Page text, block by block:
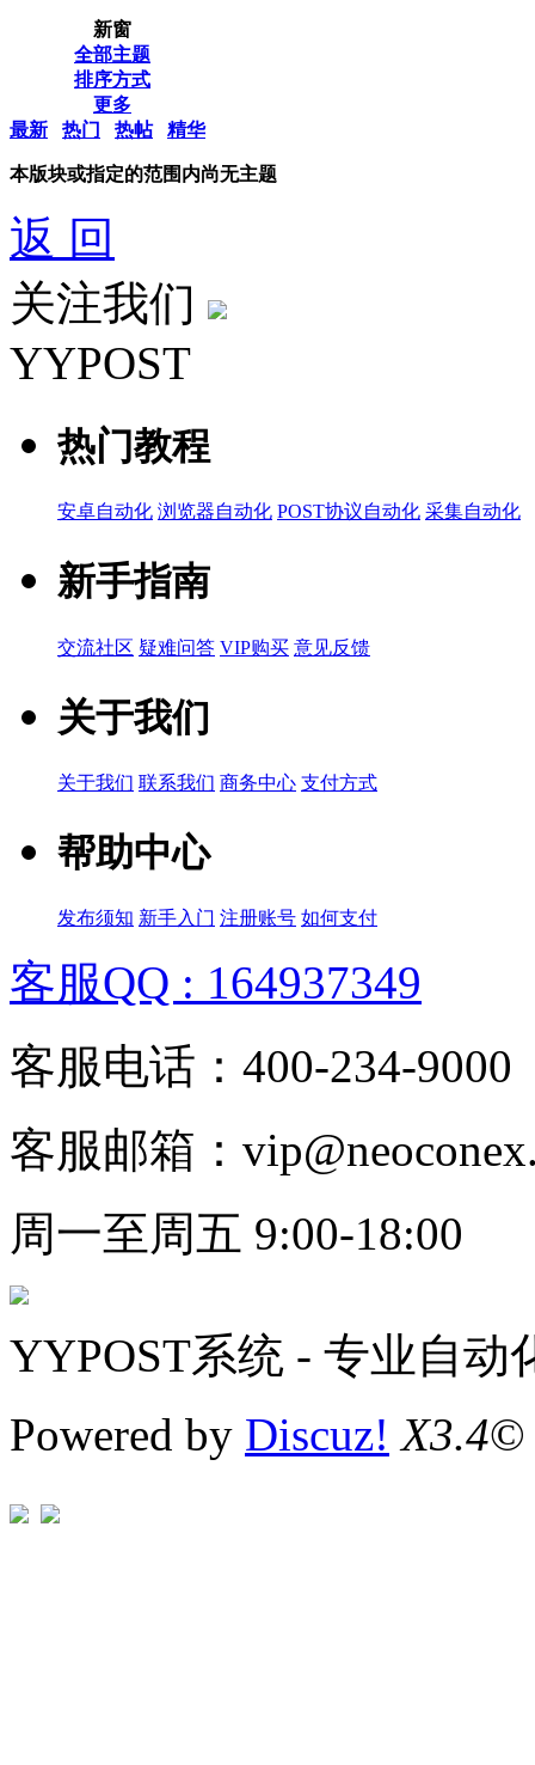
新窗
全部主题
排序方式
更多
最新
热门 热帖 精华
本版块或指定的范围内尚无主题
返 回
关注我们
YYPOST
热门教程
安卓自动化 浏览器自动化 POST协议自动化 采集自动化
新手指南
交流社区 疑难问答 VIP购买 意见反馈
关于我们
关于我们 联系我们 商务中心 支付方式
帮助中心
发布须知 新手入门 注册账号 如何支付
客服QQ : 164937349
客服电话：400-234-9000
客服邮箱：
周一至周五 9:00-18:00
YYPOST系统 - 专业自动
Powered by Discuz! X3.4©